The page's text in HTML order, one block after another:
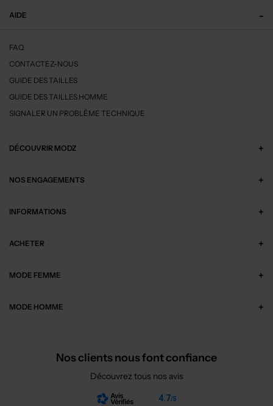
AIDE
FAQ
CONTACTEZ-NOUS
GUIDE DES TAILLES
GUIDE DES TAILLES HOMME
SIGNALER UN PROBLÈME TECHNIQUE
DÉCOUVRIR MODZ
NOS ENGAGEMENTS
INFORMATIONS
ACHETER
MODE FEMME
MODE HOMME
Nos clients nous font confiance
Découvrez tous nos avis